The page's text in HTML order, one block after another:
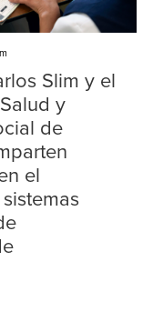
Slim y el
y
de
el